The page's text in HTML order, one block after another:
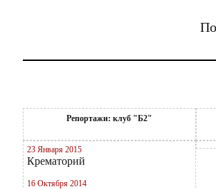
Репортажи: клуб "Б2"
23 Января 2015
Крематорий
16 Октября 2014